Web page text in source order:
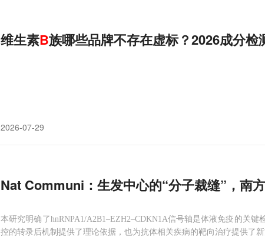
维生素B族哪些品牌不存在虚标？2026成分检
2026-07-29
Nat Communi：生发中心的“分子裁缝”，南
本研究明确了hnRNPA1/A2B1–EZH2–CDKN1A信号轴是体液免疫的关
控的转录后机制提供了理论依据，也为抗体相关疾病的靶向治疗提供了新